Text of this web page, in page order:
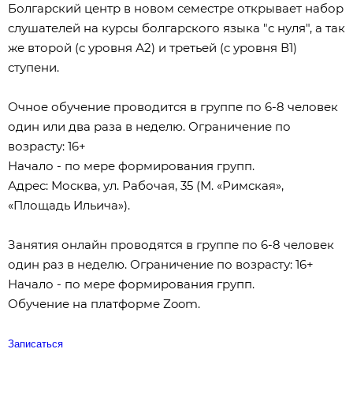
Болгарский центр в новом семестре открывает набор
слушателей на курсы болгарского языка "с нуля", а так
же второй (с уровня А2) и третьей (с уровня В1)
ступени.
Очное обучение проводится в группе по 6-8 человек
один или два раза в неделю. Ограничение по
возрасту: 16+
Начало - по мере формирования групп.
Адрес: Москва, ул. Рабочая, 35 (М. «Римская»,
«Площадь Ильича»).
Занятия онлайн проводятся в группе по 6-8 человек
один раз в неделю. Ограничение по возрасту: 16+
Начало - по мере формирования групп.
Обучение на платформе Zoom.
Записаться